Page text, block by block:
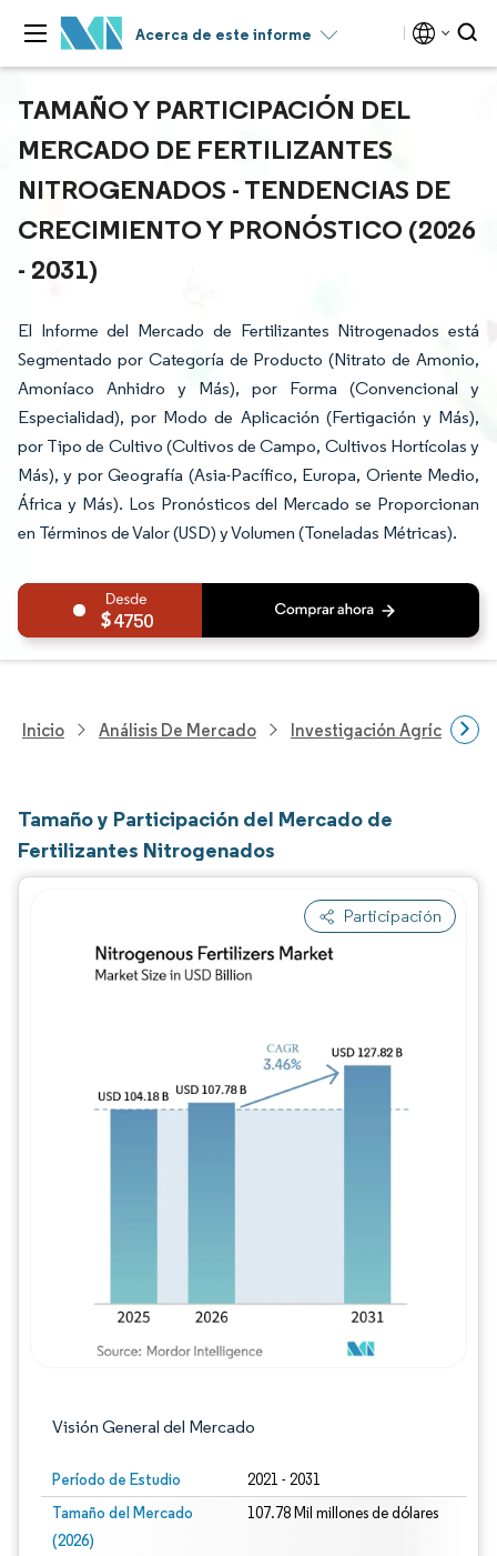
Acerca de este informe
TAMAÑO Y PARTICIPACIÓN DEL
MERCADO DE FERTILIZANTES
NITROGENADOS - TENDENCIAS DE
CRECIMIENTO Y PRONÓSTICO (2026
- 2031)
El Informe del Mercado de Fertilizantes Nitrogenados está
Segmentado por Categoría de Producto (Nitrato de Amonio,
Amoníaco Anhidro y Más), por Forma (Convencional y
Especialidad), por Modo de Aplicación (Fertigación y Más),
por Tipo de Cultivo (Cultivos de Campo, Cultivos Hortícolas y
Más), y por Geografía (Asia-Pacífico, Europa, Oriente Medio,
África y Más). Los Pronósticos del Mercado se Proporcionan
en Términos de Valor (USD) y Volumen (Toneladas Métricas).
4750
Inicio Análisis De Mercado Investigación Agrícola
Tamaño y Participación del Mercado de
Fertilizantes Nitrogenados
Participación
Visión General del Mercado
Período de Estudio 2021 - 2031
Tamaño del Mercado
(2026)
107.78 Mil millones de dólares